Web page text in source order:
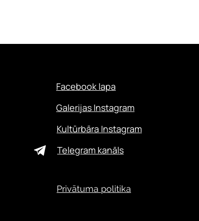
Facebook lapa
Galerijas Instagram
Kultūrbāra Instagram
Telegram kanāls
Privātuma politika